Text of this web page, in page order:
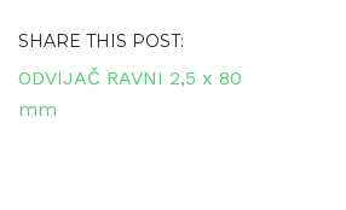
SHARE THIS POST:
Navigacija
objava
ODVIJAČ RAVNI 2,5 x 80
mm